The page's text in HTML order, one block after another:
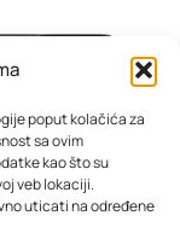
poput kolačića za
sa ovim
kao što su
veb lokaciji.
uticati na određene